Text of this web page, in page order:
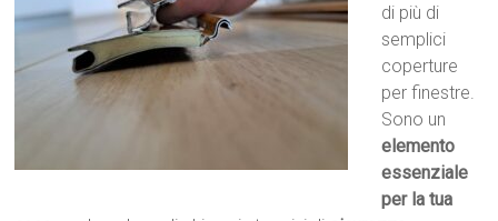
di più di
semplici
coperture
per finestre.
Sono un
elemento
essenziale
per la tua